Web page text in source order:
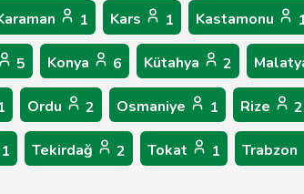
1 Kars 1 Kastamonu
5 Konya 6 Kütahya 2
Ordu 2 Osmaniye 1 Rize 2
1 Tekirdağ 2 Tokat 1 Trabzon